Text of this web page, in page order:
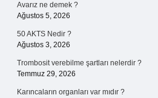
Avarız ne demek ?
Ağustos 5, 2026
50 AKTS Nedir ?
Ağustos 3, 2026
Trombosit verebilme şartları nelerdir ?
Temmuz 29, 2026
Karıncaların organları var mıdır ?